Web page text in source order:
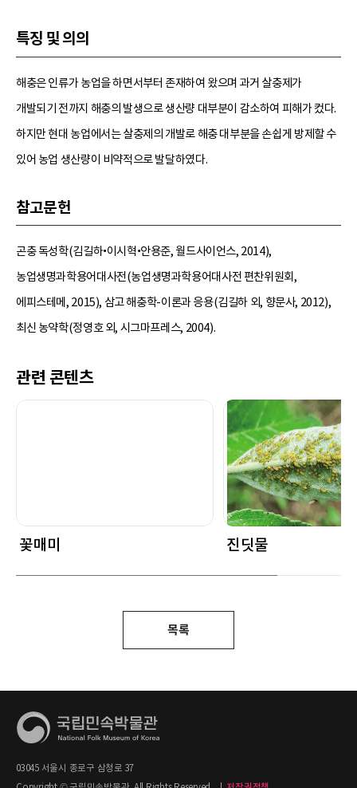
특징 및 의의
해충은 인류가 농업을 하면서부터 존재하여 왔으며 과거 살충제가
개발되기 전까지 해충의 발생으로 생산량 대부분이 감소하여 피해가 컸다.
하지만 현대 농업에서는 살충제의 개발로 해충 대부분을 손쉽게 방제할 수
있어 농업 생산량이 비약적으로 발달하였다.
참고문헌
곤충 독성학(김길하•이시혁•안용준, 월드사이언스, 2014),
농업생명과학용어대사전(농업생명과학용어대사전 편찬위원회,
에피스테메, 2015), 삼고 해충학-이론과 응용(김길하 외, 향문사, 2012),
최신 농약학(정영호 외, 시그마프레스, 2004).
관련 콘텐츠
꽃매미 진딧물
목록
03045 서울시 종로구 삼청로 37